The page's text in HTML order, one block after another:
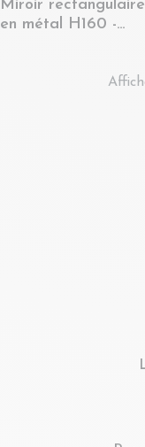
Miroir rectangulaire
en métal H160 -